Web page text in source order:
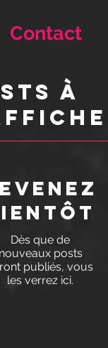
Contact
à
Dès que de
nouveaux posts
publiés, vous
les verrez ici.